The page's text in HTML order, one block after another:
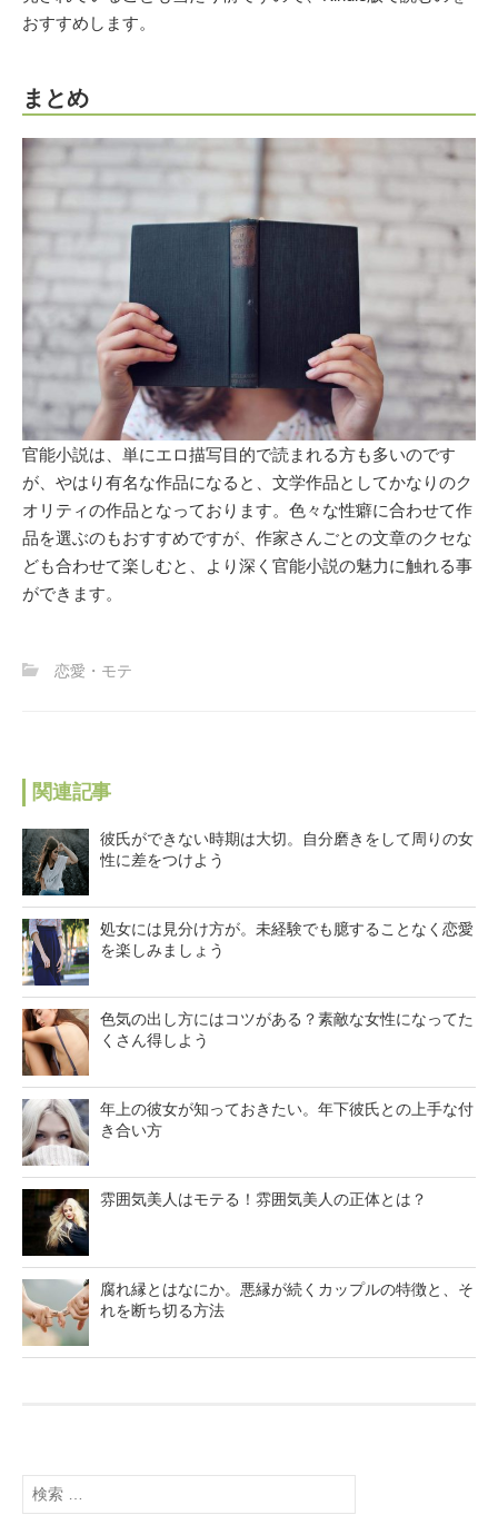
おすすめします。
まとめ
官能小説は、単にエロ描写目的で読まれる方も多いのです
が、やはり有名な作品になると、文学作品としてかなりのク
オリティの作品となっております。色々な性癖に合わせて作
品を選ぶのもおすすめですが、作家さんごとの文章のクセな
ども合わせて楽しむと、より深く官能小説の魅力に触れる事
ができます。
恋愛・モテ
関連記事
彼氏ができない時期は大切。自分磨きをして周りの女
性に差をつけよう
処女には見分け方が。未経験でも臆することなく恋愛
を楽しみましょう
色気の出し方にはコツがある？素敵な女性になってた
くさん得しよう
年上の彼女が知っておきたい。年下彼氏との上手な付
き合い方
雰囲気美人はモテる！雰囲気美人の正体とは？
腐れ縁とはなにか。悪縁が続くカップルの特徴と、そ
れを断ち切る方法
検
索